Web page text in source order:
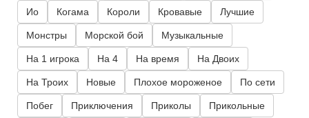
Ио Когама Короли Кровавые Лучшие
Монстры Морской бой Музыкальные
На 1 игрока На 4 На время На Двоих
На Троих Новые Плохое мороженое По сети
Побег Приключения Приколы Прикольные